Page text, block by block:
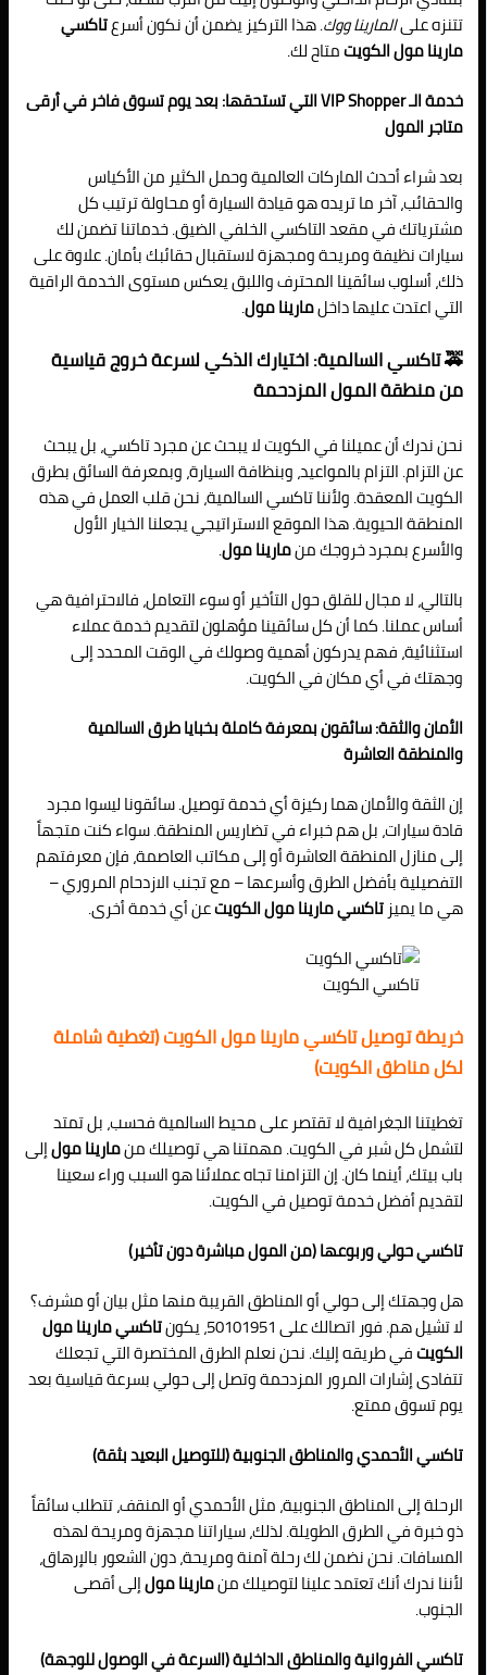
تتنزه علىالمارينا ووك. هذا التركيز يضمن أن نكون أسرعتاكسي
مارينا مول الكويتمتاح لك.
خدمة الـ VIP Shopper التي تستحقها: بعد يوم تسوق فاخر في أرقى
متاجر المول
بعد شراء أحدث الماركات العالمية وحمل الكثير من الأكياس
والحقائب، آخر ما تريده هو قيادة السيارة أو محاولة ترتيب كل
مشترياتك في مقعد التاكسي الخلفي الضيق. خدماتنا تضمن لك
سيارات نظيفة ومريحة ومجهزة لاستقبال حقائبك بأمان. علاوة على
ذلك، أسلوب سائقينا المحترف واللبق يعكس مستوى الخدمة الراقية
التي اعتدت عليها داخلمارينا مول.
🚕 تاكسي السالمية: اختيارك الذكي لسرعة خروج قياسية
من منطقة المول المزدحمة
نحن ندرك أن عميلنا في الكويت لا يبحث عن مجرد تاكسي، بل يبحث
عن التزام. التزام بالمواعيد، وبنظافة السيارة، وبمعرفة السائق بطرق
الكويت المعقدة. ولأننا تاكسي السالمية، نحن قلب العمل في هذه
المنطقة الحيوية. هذا الموقع الاستراتيجي يجعلنا الخيار الأول
والأسرع بمجرد خروجك منمارينا مول.
بالتالي، لا مجال للقلق حول التأخير أو سوء التعامل، فالاحترافية هي
أساس عملنا. كما أن كل سائقينا مؤهلون لتقديم خدمة عملاء
استثنائية، فهم يدركون أهمية وصولك في الوقت المحدد إلى
وجهتك في أي مكان في الكويت.
الأمان والثقة: سائقون بمعرفة كاملة بخبايا طرق السالمية
والمنطقة العاشرة
إن الثقة والأمان هما ركيزة أي خدمة توصيل. سائقونا ليسوا مجرد
قادة سيارات، بل هم خبراء في تضاريس المنطقة. سواء كنت متجهاً
إلى منازل المنطقة العاشرة أو إلى مكاتب العاصمة، فإن معرفتهم
التفصيلية بأفضل الطرق وأسرعها – مع تجنب الازدحام المروري –
هي ما يميزتاكسي مارينا مول الكويتعن أي خدمة أخرى.
تاكسي الكويت
خريطة توصيل تاكسي مارينا مول الكويت (تغطية شاملة
لكل مناطق الكويت)
تغطيتنا الجغرافية لا تقتصر على محيط السالمية فحسب، بل تمتد
لتشمل كل شبر في الكويت. مهمتنا هي توصيلك منمارينا مولإلى
باب بيتك، أينما كان. إن التزامنا تجاه عملائنا هو السبب وراء سعينا
لتقديم أفضل خدمة توصيل في الكويت.
تاكسي حولي وربوعها (من المول مباشرة دون تأخير)
هل وجهتك إلى حولي أو المناطق القريبة منها مثل بيان أو مشرف؟
لا تشيل هم. فور اتصالك على 50101951، يكون
تاكسي مارينا مول
الكويتفي طريقه إليك. نحن نعلم الطرق المختصرة التي تجعلك
تتفادى إشارات المرور المزدحمة وتصل إلى حولي بسرعة قياسية بعد
يوم تسوق ممتع.
تاكسي الأحمدي والمناطق الجنوبية (للتوصيل البعيد بثقة)
الرحلة إلى المناطق الجنوبية، مثل الأحمدي أو المنقف، تتطلب سائقاً
ذو خبرة في الطرق الطويلة. لذلك، سياراتنا مجهزة ومريحة لهذه
المسافات. نحن نضمن لك رحلة آمنة ومريحة، دون الشعور بالإرهاق،
لأننا ندرك أنك تعتمد علينا لتوصيلك منمارينا مولإلى أقصى
الجنوب.
تاكسي الفروانية والمناطق الداخلية (السرعة في الوصول للوجهة)